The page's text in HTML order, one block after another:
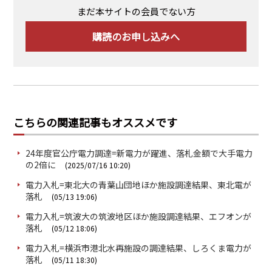
まだ本サイトの会員でない方
購読のお申し込みへ
こちらの関連記事もオススメです
24年度官公庁電力調達=新電力が躍進、落札金額で大手電力
の2倍に
(2025/07/16 10:20)
電力入札=東北大の青葉山団地ほか施設調達結果、東北電が
落札
(05/13 19:06)
電力入札=筑波大の筑波地区ほか施設調達結果、エフオンが
落札
(05/12 18:06)
電力入札=横浜市港北水再施設の調達結果、しろくま電力が
落札
(05/11 18:30)